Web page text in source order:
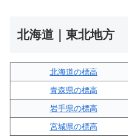
北海道｜東北地方
北海道の標高
青森県の標高
岩手県の標高
宮城県の標高